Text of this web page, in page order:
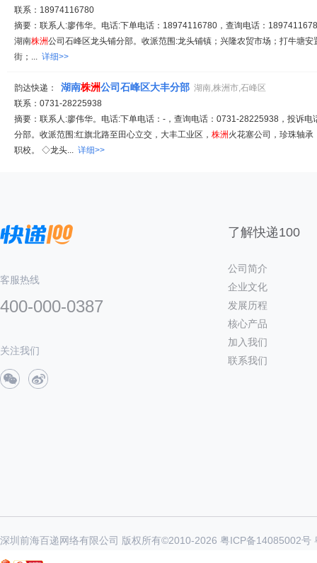
联系：18974116780
摘要：联系人:廖伟华。电话:下单电话：18974116780，查询电话：
湖南株洲公司石峰区龙头铺分部。收派范围:龙头铺镇；兴隆农贸市场；打牛塘
街；... 详细>>
韵达快递： 湖南株洲公司石峰区大丰分部 湖南,株洲市,石峰区
联系：0731-28225938
摘要：联系人:廖伟华。电话:下单电话：-，查询电话：0731-28225938，投诉电
分部。收派范围:红旗北路至田心立交，大丰工业区， 株洲 火花塞公司，珍珠轴
职校。 ◇龙头... 详细>>
客服热线
400-000-0387
关注我们
了解快递100
公司简介
企业文化
发展历程
核心产品
加入我们
联系我们
深圳前海百递网络有限公司 版权所有©2010-2026 粤ICP备14085002号